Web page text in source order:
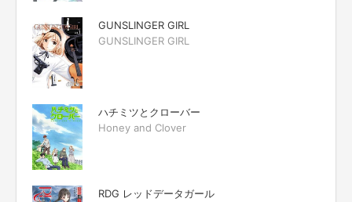
GUNSLINGER GIRL
GUNSLINGER GIRL
ハチミツとクローバー
Honey and Clover
RDG レッドデータガール